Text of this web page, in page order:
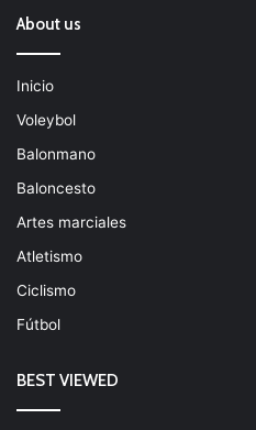
About us
Inicio
Voleybol
Balonmano
Baloncesto
Artes marciales
Atletismo
Ciclismo
Fútbol
BEST VIEWED